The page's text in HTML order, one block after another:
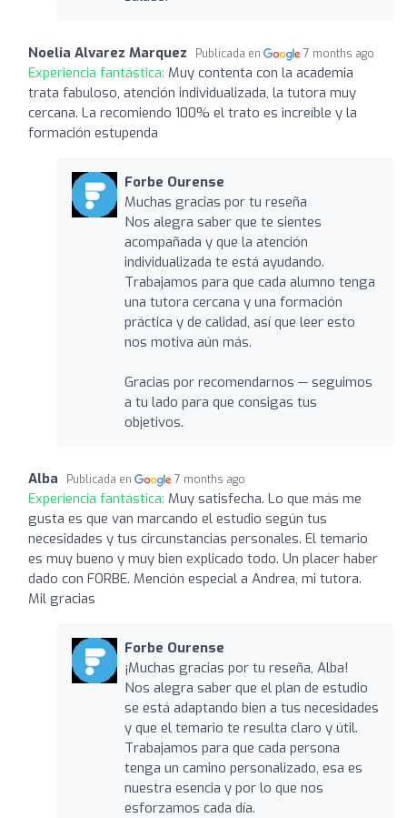
Noelia Alvarez Marquez Publicada en 7 months ago
Experiencia fantástica: Muy contenta con la academia
trata fabuloso, atención individualizada, la tutora muy
cercana. La recomiendo 100% el trato es increíble y la
formación estupenda
Forbe Ourense
Muchas gracias por tu reseña
Nos alegra saber que te sientes
acompañada y que la atención
individualizada te está ayudando.
Trabajamos para que cada alumno tenga
una tutora cercana y una formación
práctica y de calidad, así que leer esto
nos motiva aún más.
Gracias por recomendarnos — seguimos
a tu lado para que consigas tus
objetivos.
Alba Publicada en 7 months ago
Experiencia fantástica: Muy satisfecha. Lo que más me
gusta es que van marcando el estudio según tus
necesidades y tus circunstancias personales. El temario
es muy bueno y muy bien explicado todo. Un placer haber
dado con FORBE. Mención especial a Andrea, mi tutora.
Mil gracias
Forbe Ourense
¡Muchas gracias por tu reseña, Alba!
Nos alegra saber que el plan de estudio
se está adaptando bien a tus necesidades
y que el temario te resulta claro y útil.
Trabajamos para que cada persona
tenga un camino personalizado, esa es
nuestra esencia y por lo que nos
esforzamos cada día.